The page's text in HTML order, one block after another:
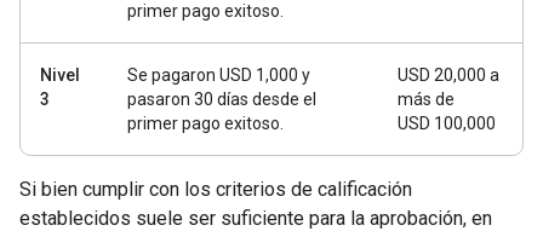
primer pago exitoso.
Nivel
3
Se pagaron USD 1,000 y
pasaron 30 días desde el
primer pago exitoso.
USD 20,000 a
más de
USD 100,000
Si bien cumplir con los criterios de calificación
establecidos suele ser suficiente para la aprobación, en